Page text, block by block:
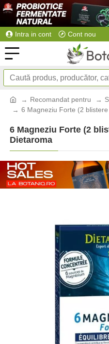
Intra in cont Cont nou
Recomandat pentru
6 Magneziu Forte (2
6 Magneziu Forte (2
Dietaroma